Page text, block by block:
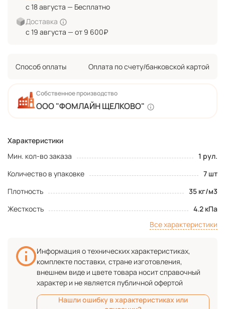
Характеристики
Мин. кол-во заказа
1 рул.
Количество в упаковке
7 шт
Плотность
35 кг/м3
Жесткость
4.2 кПа
Все характеристики
Собственное производство
ООО "ФОМЛАЙН ЩЕЛКОВО"
с 18 августа — Бесплатно
Доставка
с 19 августа — от 9 600₽
Способ оплаты Оплата по счету/банковской картой
Информация о технических характеристиках,
комплекте поставки, стране изготовления,
внешнем виде и цвете товара носит справочный
характер и не является публичной офертой
Нашли ошибку в характеристиках или